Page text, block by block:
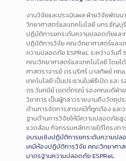
งานวิจัยและประเมินผล ฝ่ายวิจัยพัฒน
วิทยาศาสตร์และเทคโนโลยี มทร.ธัญบุ
ปฏิบัติการยกระดับความปลอดภัยและ
ปฏิบัติการวิจัย คณะวิทยาศาสตร์และเ
ความปลอดภัย ESPReL ระหว่างวัน
คณะวิทยาศาสตร์และเทคโนโลยี โดย
ศาสตราจารย์ ดร.นริศร์ บาลทิพย์ ค
เทคโนโลยี เป็นประธานในพิธีเปิด และ
ดร.วันทนีย์ เขตต์กรณ์ รองคณบดีฝ่า
วิชาการ เป็นผู้กล่าวรายงานถึงวัตถุป
ด้านการจัดการสารเคมีที่ถูกต้อง และ
ฐานด้านการวิจัยให้มีความปลอดภัย
แวดล้อม กิจกรรมหลักภายใต้โครงกา
อบรมเชิงปฏิบัติการยกระดับความปล
เคมีห้องปฏิบัติการวิจัย คณะวิทยาศาส
มาตรฐานความปลอดภัย ESPReL